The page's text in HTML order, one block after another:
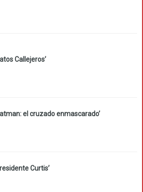
Callejeros’
el cruzado enmascarado’
Curtis’